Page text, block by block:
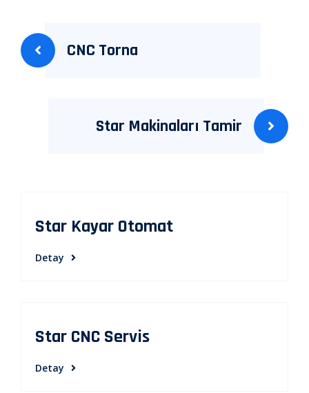
Yazı
gezinmesi
CNC Torna
Star Makinaları Tamir
Star Kayar Otomat
Detay
Star CNC Servis
Detay